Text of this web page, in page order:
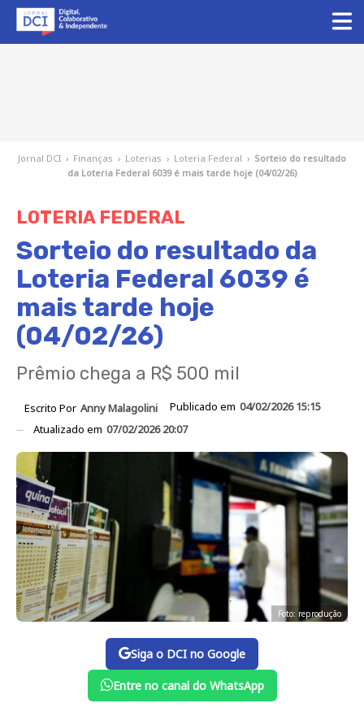
Jornal DCI › Finanças › Loterias › Loteria Federal › Sorteio do resultado
da Loteria Federal 6039 é mais tarde hoje (04/02/26)
LOTERIA FEDERAL
Sorteio do resultado da
Loteria Federal 6039 é
mais tarde hoje
(04/02/26)
Prêmio chega a R$ 500 mil
Escrito Por Anny Malagolini Publicado em 04/02/2026 15:15
Atualizado em 07/02/2026 20:07
Foto: reprodução
Siga o DCI no Google
Entre no canal do WhatsApp